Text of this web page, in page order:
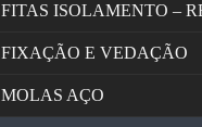
FITAS ISOLAMENTO –
FIXAÇÃO E VEDAÇÃO
MOLAS AÇO